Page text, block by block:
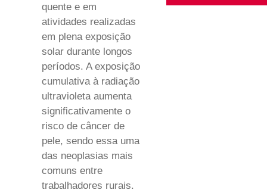
quente e em
atividades realizadas
em plena exposição
solar durante longos
períodos. A exposição
cumulativa à radiação
ultravioleta aumenta
significativamente o
risco de câncer de
pele, sendo essa uma
das neoplasias mais
comuns entre
trabalhadores rurais.